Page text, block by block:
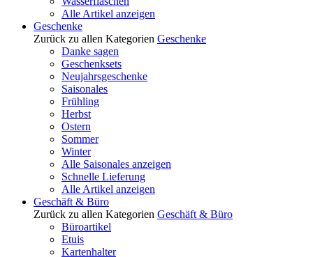
Alle Artikel anzeigen
Geschenke
Zurück zu allen Kategorien Geschenke
Danke sagen
Geschenksets
Neujahrsgeschenke
Saisonales
Frühling
Herbst
Ostern
Sommer
Winter
Alle Saisonales anzeigen
Schnelle Lieferung
Alle Artikel anzeigen
Geschäft & Büro
Zurück zu allen Kategorien Geschäft & Büro
Büroartikel
Etuis
Kartenhalter